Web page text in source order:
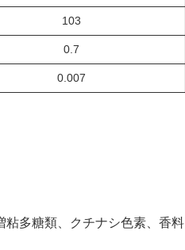
103
0.7
0.007
粘多糖類、クチナシ色素、香料